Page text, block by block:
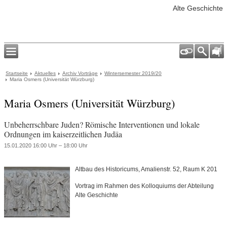
Alte Geschichte
Startseite Aktuelles Archiv Vorträge
Wintersemester 2019/20
Maria Osmers (Universität Würzburg)
Maria Osmers (Universität Würzburg)
Unbeherrschbare Juden? Römische Interventionen und lokale
Ordnungen im kaiserzeitlichen Judäa
15.01.2020 16:00 Uhr – 18:00 Uhr
Altbau des Historicums, Amalienstr. 52, Raum K 201
Vortrag im Rahmen des Kolloquiums der Abteilung
Alte Geschichte